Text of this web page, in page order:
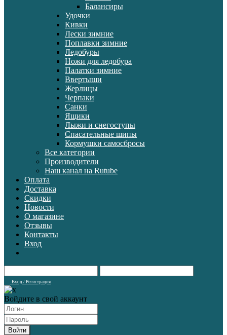
Балансиры
Удочки
Кивки
Лески зимние
Поплавки зимние
Ледобуры
Ножи для ледобура
Палатки зимние
Ввертыши
Жерлицы
Черпаки
Санки
Ящики
Лыжи и снегоступы
Спасательные шипы
Кормушки самосбросы
Все категории
Производители
Наш канал на Rutube
Оплата
Доставка
Скидки
Новости
О магазине
Отзывы
Контакты
Вход
Вход / Регистрация
Войдите в свой аккаунт
Войти